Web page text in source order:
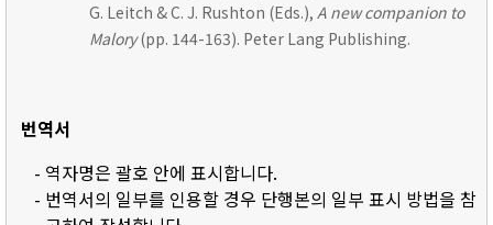
G. Leitch & C. J. Rushton (Eds.), A new companion to
Malory(pp. 144-163). Peter Lang Publishing.
번역서
- 역자명은 괄호 안에 표시합니다.
- 번역서의 일부를 인용할 경우 단행본의 일부 표시 방법을 참